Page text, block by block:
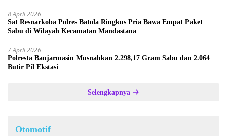
8 April 2026
Sat Resnarkoba Polres Batola Ringkus Pria Bawa Empat Paket
Sabu di Wilayah Kecamatan Mandastana
7 April 2026
Polresta Banjarmasin Musnahkan 2.298,17 Gram Sabu dan 2.064
Butir Pil Ekstasi
Selengkapnya
Otomotif